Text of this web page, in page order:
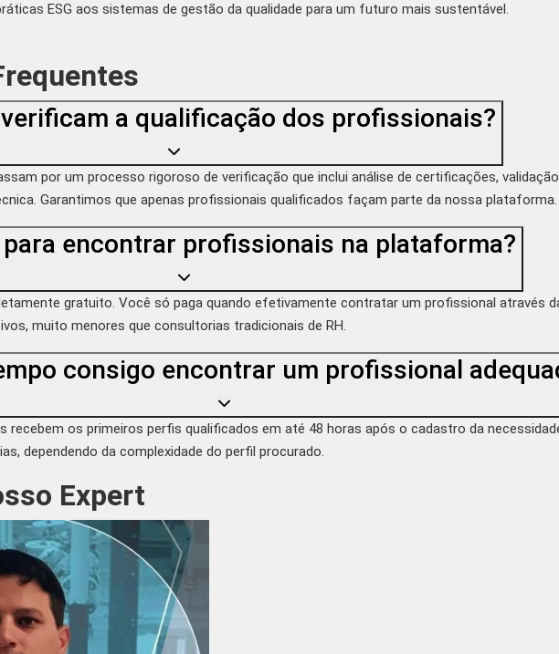
ESG aos sistemas de gestão da qualidade para um futuro mais sustentável.
a qualificação dos profissionais?
por um processo rigoroso de verificação que inclui análise de certificações,
Garantimos que apenas profissionais qualificados façam parte da nossa plataforma.
encontrar profissionais na plataforma?
gratuito. Você só paga quando efetivamente contratar um profissional através
muito menores que consultorias tradicionais de RH.
consigo encontrar um profissional
recebem os primeiros perfis qualificados em até 48 horas após o cadastro da
dependendo da complexidade do perfil procurado.
Expert